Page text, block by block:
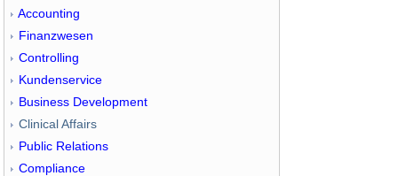
Accounting
Finanzwesen
Controlling
Kundenservice
Business Development
Clinical Affairs
Public Relations
Compliance